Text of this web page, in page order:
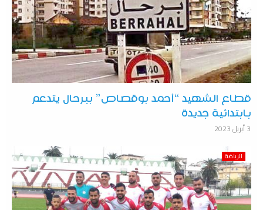
قطاع الشهيد “أحمد بوقصاص” ببرحال يتدعم
بابتدائية جديدة
3 أبريل 2023
الرياضة